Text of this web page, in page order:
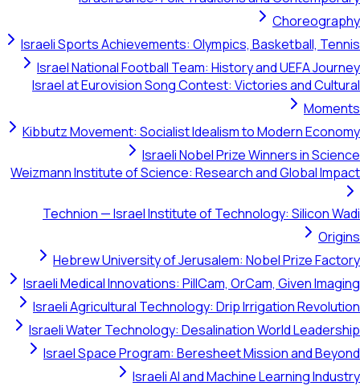
Choreography
Israeli Sports Achievements: Olympics, Basketball, Tennis
Israel National Football Team: History and UEFA Journey
Israel at Eurovision Song Contest: Victories and Cultural
Moments
Kibbutz Movement: Socialist Idealism to Modern Economy
Israeli Nobel Prize Winners in Science
Weizmann Institute of Science: Research and Global Impact
Technion — Israel Institute of Technology: Silicon Wadi
Origins
Hebrew University of Jerusalem: Nobel Prize Factory
Israeli Medical Innovations: PillCam, OrCam, Given Imaging
Israeli Agricultural Technology: Drip Irrigation Revolution
Israeli Water Technology: Desalination World Leadership
Israel Space Program: Beresheet Mission and Beyond
Israeli AI and Machine Learning Industry